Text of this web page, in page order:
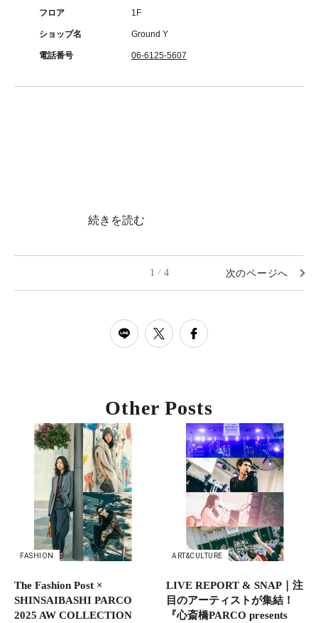
フロア 1F
ショップ名 Ground Y
電話番号 06-6125-5607
続きを読む
1 / 4 次のページへ
Other Posts
FASHION
The Fashion Post ×
SHINSAIBASHI PARCO
2025 AW COLLECTION
ART&CULTURE
LIVE REPORT & SNAP｜注
目のアーティストが集結！
『心斎橋PARCO presents